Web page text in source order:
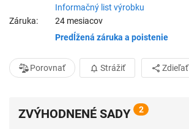
Informačný list výrobku
Záruka
24 mesiacov
Predĺžená záruka a poistenie
Porovnať Strážiť Zdieľať
ZVÝHODNENÉ SADY 2